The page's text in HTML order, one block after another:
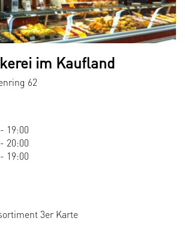
im Kaufland
62
19:00
20:00
19:00
3er Karte